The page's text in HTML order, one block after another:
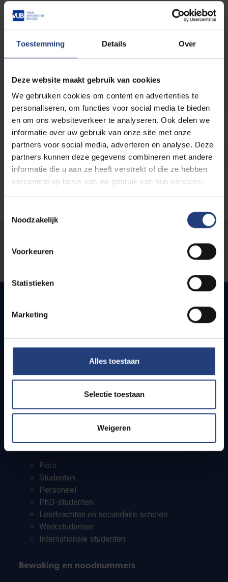
Toestemming Details Over
Deze website maakt gebruik van cookies
We gebruiken cookies om content en advertenties te
personaliseren, om functies voor social media te bieden
en om ons websiteverkeer te analyseren. Ook delen we
informatie over uw gebruik van onze site met onze
partners voor social media, adverteren en analyse. Deze
partners kunnen deze gegevens combineren met andere
informatie die u aan ze heeft verstrekt of die ze hebben
verzameld op basis van uw gebruik van hun services.
Noodzakelijk
Voorkeuren
Statistieken
Marketing
Alles toestaan
Selectie toestaan
Weigeren
Afwezigheden
Examenroosters
Webmail
Lesroosters
Onderzoeksgroepen
Campusfaciliteiten
Pers
Studenten
Personeel
PhD-studenten
Leerkrachten en secundaire scholen
Werkstudenten
Internationale studenten
Bewaking en noodnummers